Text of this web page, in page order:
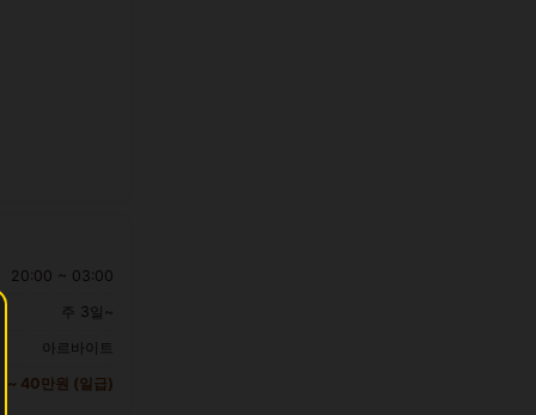
20:00 ~ 03:00
주 3일~
아르바이트
~ 40만원 (일급)